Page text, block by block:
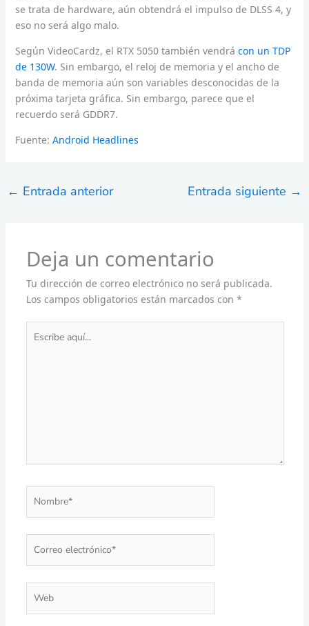
se trata de hardware, aún obtendrá el impulso de DLSS 4, y
eso no será algo malo.
Según VideoCardz, el RTX 5050 también vendrá con un TDP
de 130W. Sin embargo, el reloj de memoria y el ancho de
banda de memoria aún son variables desconocidas de la
próxima tarjeta gráfica. Sin embargo, parece que el
recuerdo será GDDR7.
Fuente: Android Headlines
← Entrada anterior Entrada siguiente →
Deja un comentario
Tu dirección de correo electrónico no será publicada.
Los campos obligatorios están marcados con *
aquí...
electrónico*